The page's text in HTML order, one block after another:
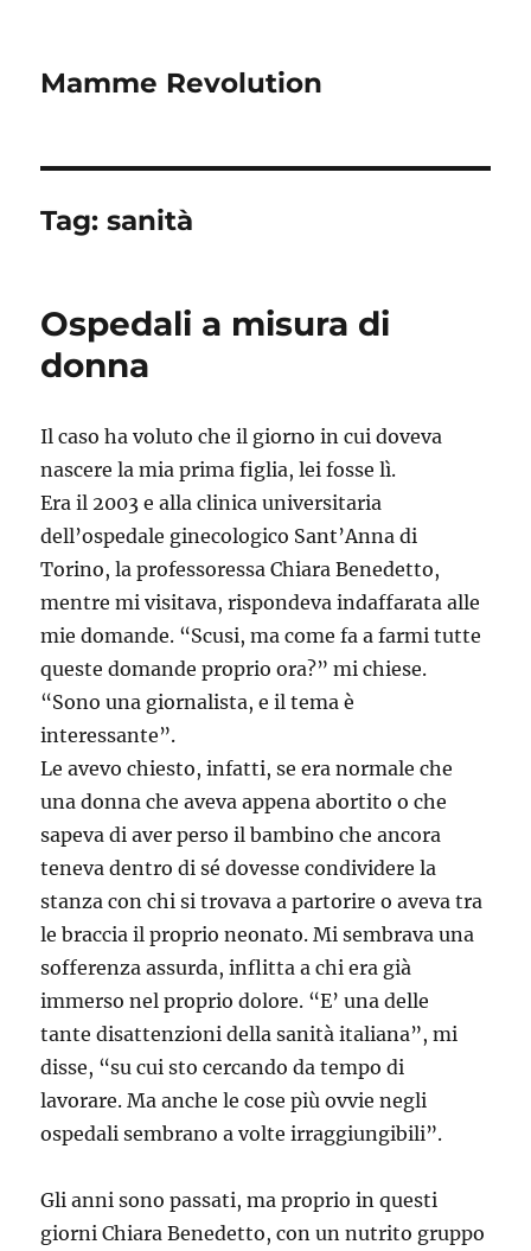
Mamme Revolution
Tag:sanità
Ospedali a misura di
donna
Il caso ha voluto che il giorno in cui doveva
nascere la mia prima figlia, lei fosse lì.
Era il 2003 e alla clinica universitaria
dell’ospedale ginecologico Sant’Anna di
Torino, la professoressa Chiara Benedetto,
mentre mi visitava, rispondeva indaffarata alle
mie domande. “Scusi, ma come fa a farmi tutte
queste domande proprio ora?” mi chiese.
“Sono una giornalista, e il tema è
interessante”.
Le avevo chiesto, infatti, se era normale che
una donna che aveva appena abortito o che
sapeva di aver perso il bambino che ancora
teneva dentro di sé dovesse condividere la
stanza con chi si trovava a partorire o aveva tra
le braccia il proprio neonato. Mi sembrava una
sofferenza assurda, inflitta a chi era già
immerso nel proprio dolore. “E’ una delle
tante disattenzioni della sanità italiana”, mi
disse, “su cui sto cercando da tempo di
lavorare. Ma anche le cose più ovvie negli
ospedali sembrano a volte irraggiungibili”.
Gli anni sono passati, ma proprio in questi
giorni Chiara Benedetto, con un nutrito gruppo